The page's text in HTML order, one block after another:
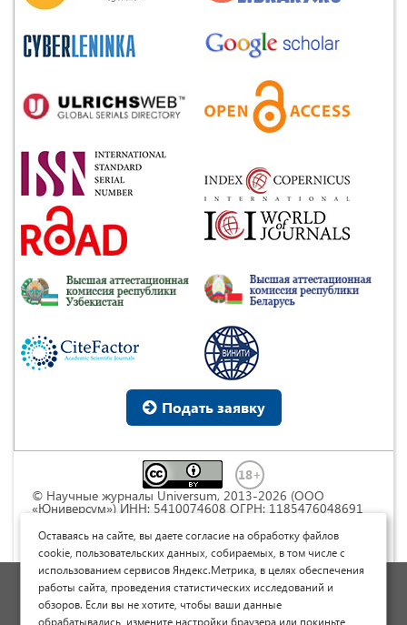
Подать заявку
© Научные журналы Universum, 2013-2026 (ООО
«Юниверсум») ИНН: 5410074608 ОГРН: 1185476048691
Commons « Attribution» («Атрибуция») 4.0
Непортированная
Политика обработки персональных данных
Договор оферты
Оставаясь на сайте, вы даете согласие на обработку файлов
cookie, пользовательских данных, собираемых, в том числе с
использованием сервисов Яндекс.Метрика, в целях обеспечения
работы сайта, проведения статистических исследований и
обзоров. Если вы не хотите, чтобы ваши данные
обрабатывались, измените настройки браузера или покиньте